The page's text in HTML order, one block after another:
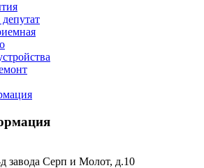
завода Серп и Молот, д.10